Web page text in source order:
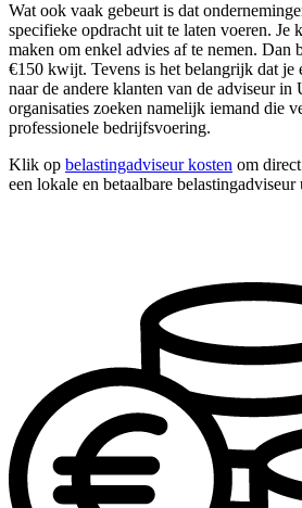
Wat ook vaak gebeurt is dat
specifieke opdracht uit te laten voeren. Je
maken om enkel advies af te nemen. Dan
€150 kwijt. Tevens is het belangrijk dat je
naar de andere klanten van de adviseur in
organisaties zoeken namelijk iemand die
professionele bedrijfsvoering.
Klik op belastingadviseur kosten om
een lokale en betaalbare